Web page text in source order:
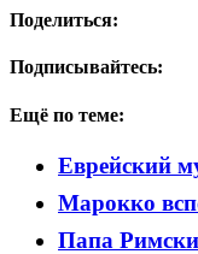
Поделиться:
Подписывайтесь:
Ещё по теме:
Еврейский
Марокко
Папа